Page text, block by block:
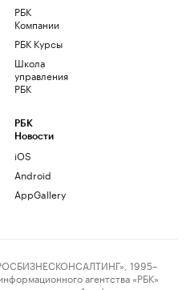
РБК
Компании
РБК Курсы
Школа
управления
РБК
РБК
Новости
iOS
Android
AppGallery
1995–
агентства «РБК»